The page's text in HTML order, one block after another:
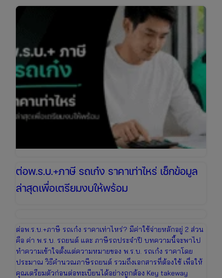
ออนไลน์
ได้
ทันที
ต่อพ.ร.บ.+ภาษี รถเก๋ง ราคาเท่าไหร่ เช็กข้อมูล
ล่าสุดเพื่อเตรียมงบให้พร้อม
ต่อพ.ร.บ.+ภาษี รถเก๋ง ราคาเท่าไหร่? มีค่าใช้จ่ายหลักอยู่ 2 ส่วน
คือ ค่า พ.ร.บ. รถยนต์ และ ภาษีรถประจำปี บทความนี้จะพาไป
ทำความเข้าใจตั้งแต่ความหมายของ พ.ร.บ. รถเก๋ง ราคาโดย
ประมาณ วิธีคำนวณภาษีรถยนต์ รวมถึงเอกสารที่ต้องใช้ เพื่อให้
คุณเตรียมตัวก่อนต่อทะเบียนได้อย่างถูกต้อง Key takeway